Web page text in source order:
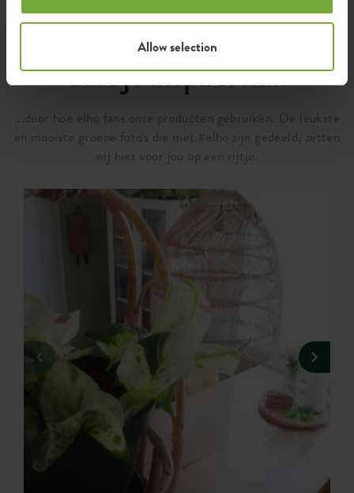
Allow selection
Laat je inspireren...
...door hoe elho fans onze producten gebruiken. De leukste
en mooiste groene foto's die met #elho zijn gedeeld, zetten
wij hier voor jou op een rijtje.